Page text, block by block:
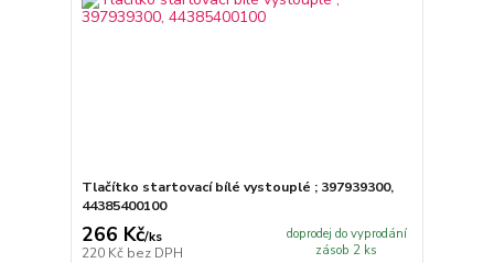
Tlačítko startovací bílé vystouplé ; 397939300,
44385400100
266 Kč/ks
220 Kč bez DPH
doprodej do vyprodání
zásob 2 ks